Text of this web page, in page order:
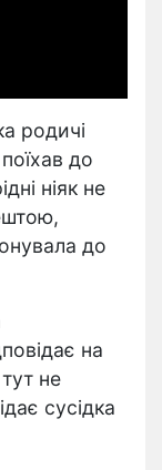
родичі
до
ніяк не
до
на
не
сусідка